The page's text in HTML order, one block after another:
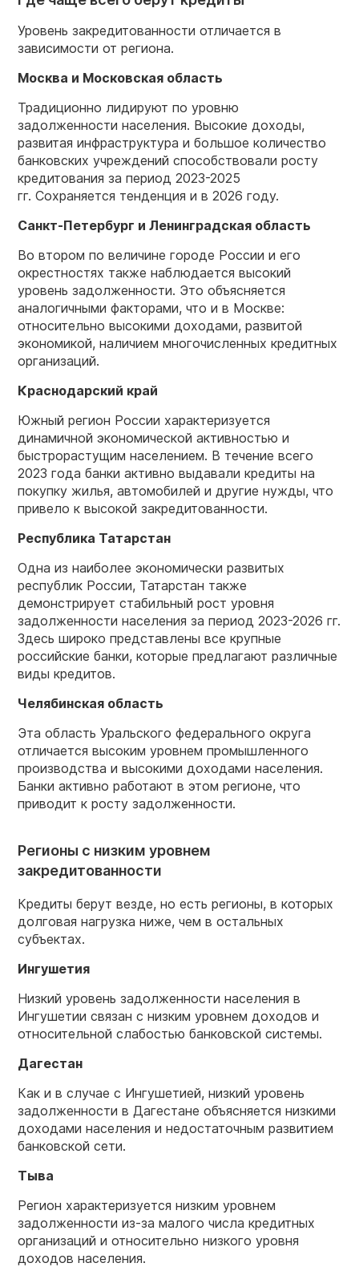
Уровень закредитованности отличается в
зависимости от региона.
Москва и Московская область
Традиционно лидируют по уровню
задолженности населения. Высокие доходы,
развитая инфраструктура и большое количество
банковских учреждений способствовали росту
кредитования за период 2023-2025
гг. Сохраняется тенденция и в 2026 году.
Санкт-Петербург и Ленинградская область
Во втором по величине городе России и его
окрестностях также наблюдается высокий
уровень задолженности. Это объясняется
аналогичными факторами, что и в Москве:
относительно высокими доходами, развитой
экономикой, наличием многочисленных кредитных
организаций.
Краснодарский край
Южный регион России характеризуется
динамичной экономической активностью и
быстрорастущим населением. В течение всего
2023 года банки активно выдавали кредиты на
покупку жилья, автомобилей и другие нужды, что
привело к высокой закредитованности.
Республика Татарстан
Одна из наиболее экономически развитых
республик России, Татарстан также
демонстрирует стабильный рост уровня
задолженности населения за период 2023-2026 гг.
Здесь широко представлены все крупные
российские банки, которые предлагают различные
виды кредитов.
Челябинская область
Эта область Уральского федерального округа
отличается высоким уровнем промышленного
производства и высокими доходами населения.
Банки активно работают в этом регионе, что
приводит к росту задолженности.
Регионы с низким уровнем
закредитованности
Кредиты берут везде, но есть регионы, в которых
долговая нагрузка ниже, чем в остальных
субъектах.
Ингушетия
Низкий уровень задолженности населения в
Ингушетии связан с низким уровнем доходов и
относительной слабостью банковской системы.
Дагестан
Как и в случае с Ингушетией, низкий уровень
задолженности в Дагестане объясняется низкими
доходами населения и недостаточным развитием
банковской сети.
Тыва
Регион характеризуется низким уровнем
задолженности из-за малого числа кредитных
организаций и относительно низкого уровня
доходов населения.